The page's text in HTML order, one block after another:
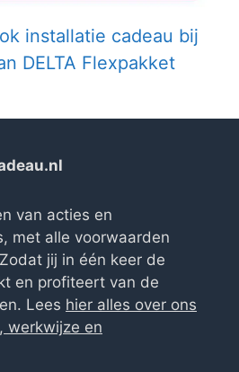
installatie cadeau bij
DELTA Flexpakket
van acties en
met alle voorwaarden
jij in één keer de
en profiteert van de
Lees hier alles over ons
werkwijze en